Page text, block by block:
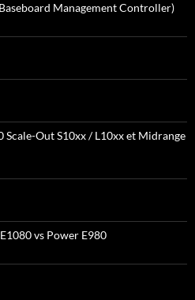
Management Controller)
Scale-Out S10xx / L10xx et Midrange
vs Power E980